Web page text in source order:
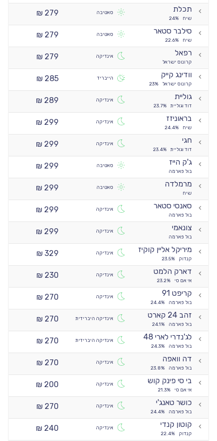
תכלת
שיח 24%
סאטיבה
279 ₪
סילבר סטאר
שיח 22.6%
סאטיבה
279 ₪
רפאל
קרונוס ישראל
אינדיקה
279 ₪
וודינג קייק
קרונוס ישראל 23%
הייבריד
285 ₪
גוליית
דוד וגוליית 23.7%
אינדיקה
289 ₪
בראוניזז
שיח 24.4%
אינדיקה
299 ₪
חגי
דוד וגוליית 23.4%
אינדיקה
299 ₪
ג'ק הייז
בול פארמה
סאטיבה
299 ₪
מרמלדה
שיח
סאטיבה
299 ₪
סאנסי סטאר
בול פארמה
אינדיקה
299 ₪
צונאמי
בול פארמה
אינדיקה
299 ₪
מיריקל אליין קוקיז
קנדוק 23.5%
אינדיקה
329 ₪
דארק הלמט
אי אם סי 23.2%
אינדיקה
230 ₪
קריפט 91
בול פארמה 24.4%
אינדיקה
270 ₪
זהב 24 קארט
בול פארמה 24.1%
אינדיקה היברידית
270 ₪
לג'נדרי לארי 48
בול פארמה 24.3%
אינדיקה היברידית
270 ₪
דה וואפה
בול פארמה 23.8%
אינדיקה
270 ₪
בי סי פינק קוש
אי אם סי 21.3%
אינדיקה
200 ₪
כושר טאנג'י
בול פארמה 24.4%
אינדיקה
270 ₪
קוטון קנדי
קנדוק 22.4%
אינדיקה
240 ₪